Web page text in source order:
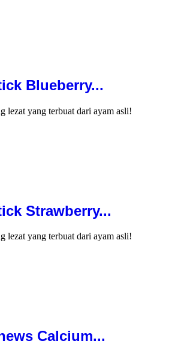
Blueberry...
lezat yang terbuat dari ayam asli!
Strawberry...
lezat yang terbuat dari ayam asli!
Calcium...